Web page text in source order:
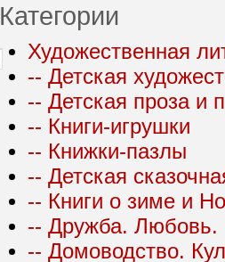
Категории
Художественная
-- Детская
-- Детская проза и
-- Книги-игрушки
-- Книжки-пазлы
-- Детская
-- Книги о зиме и
-- Дружба. Любовь.
-- Домоводство.